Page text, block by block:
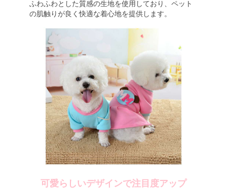
ふわふわとした質感の生地を使用しており、ペット
の肌触りが良く快適な着心地を提供します。
可愛らしいデザインで注目度アップ